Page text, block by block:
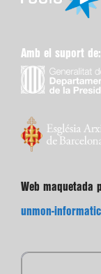
Amb el suport de:
Web maquetada
unmon-